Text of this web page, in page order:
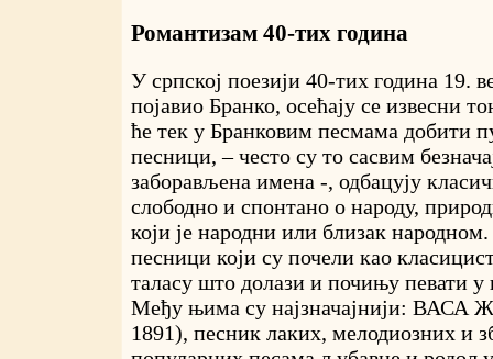
Романтизам 40-тих година
У српској поезији 40-тих година 19.
појавио Бранко, осећају се извесни
ће тек у Бранковим песмама добити
песници, – често су то сасвим
заборављена имена -, одбацују
слободно и спонтано о народу,
који је народни или близак
песници који су почели као
таласу што долази и почињу певати у
Међу њима су најзначајнији:
1891), песник лаких, мелодиозних и